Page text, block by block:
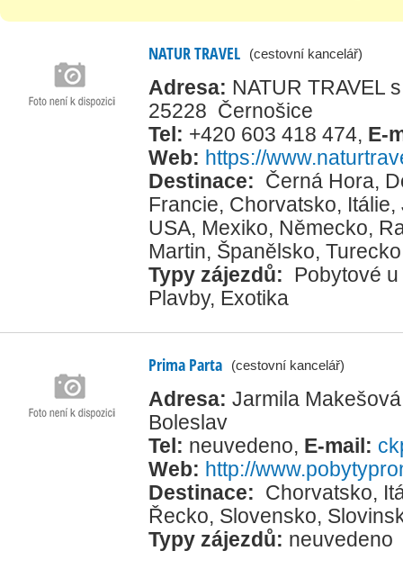
NATUR TRAVEL (cestovní kancelář)
Adresa: NATUR TRAVEL
25228 Černošice
Tel: +420 603 418 474, E-
Web: https://
Destinace: Černá Hora,
Francie, Chorvatsko, Itálie,
USA, Mexiko, Německo,
Martin, Španělsko, Turecko
Typy zájezdů:
Pobytové
Plavby, Exotika
Prima Parta (cestovní kancelář)
Adresa: Jarmila
Boleslav
Tel: neuvedeno, E-mail:
Web: http://
Destinace: Chorvatsko,
Řecko, Slovensko,
Typy zájezdů: neuvedeno